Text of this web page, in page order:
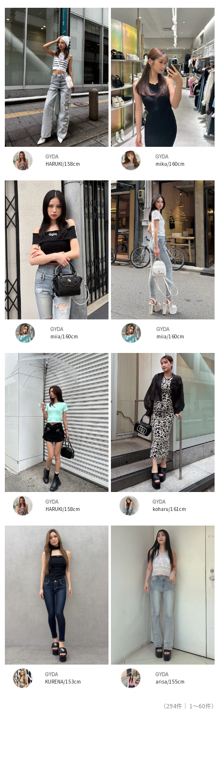
GYDA
HARUKI/158cm
GYDA
miku/160cm
GYDA
miia/160cm
GYDA
miia/160cm
GYDA
HARUKI/158cm
GYDA
koharu/161cm
GYDA
KURENA/153cm
GYDA
arisa/155cm
（294件｜ 1～60件）